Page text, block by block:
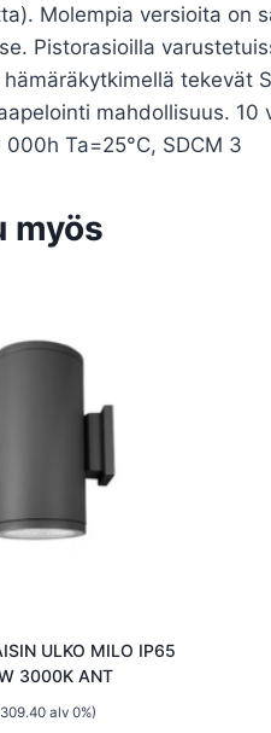
Molempia versioita on
Pistorasioilla
tekevät
mahdollisuus. 10
Ta=25°C, SDCM 3
myös
ULKO MILO IP65
3000K ANT
309.40alv 0%)